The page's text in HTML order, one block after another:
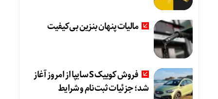
مالیات پنهان بنزین بی‌کیفیت
فروش کوییک S سایپا از امروز آغاز
شد؛ جزئیات ثبت‌نام و شرایط